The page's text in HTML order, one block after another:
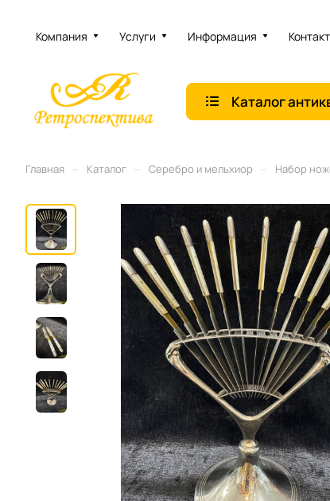
Компания Услуги Информация
Каталог
Главная Каталог Серебро и мельхиор Набор